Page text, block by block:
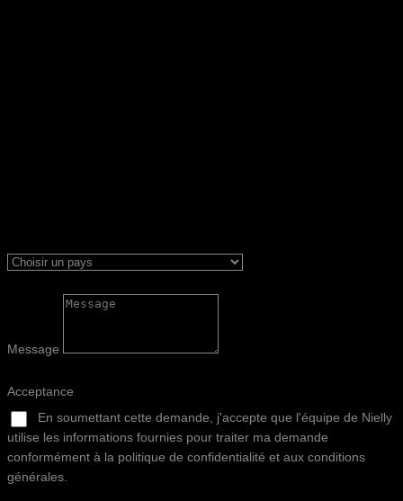
Message
Acceptance
En soumettant cette demande, j'accepte que l'équipe de Nielly
utilise les informations fournies pour traiter ma demande
conformément à la politique de confidentialité et aux conditions
générales.